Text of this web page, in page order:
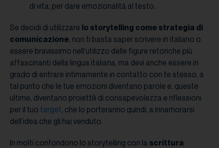
di vita, per dare emozionalità al testo.
Se decidi di utilizzare lo storytelling come strategia di
comunicazione, non ti basta saper scrivere in italiano o
essere bravissimo nell’utilizzo delle figure retoriche più
affascinanti della lingua italiana, ma devi anche essere in
grado di entrare intimamente in contatto con te stesso, a
tal punto che le tue emozioni diventano parole e, queste
ultime, diventano proiettili di consapevolezza e riflessioni
per il tuo target, che lo porteranno quindi, a innamorarsi
dell’idea che gli hai venduto.
In molti confondono lo storytelling con la scrittura